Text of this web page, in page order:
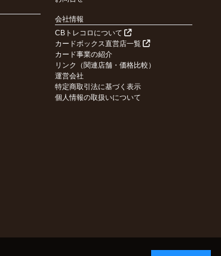
会社情報
CBトレコロについて
カードボックス直営店一覧
カード事業の紹介
リンク（関連店舗・価格比較）
運営会社
特定商取引法に基づく表示
個人情報の取扱いについて